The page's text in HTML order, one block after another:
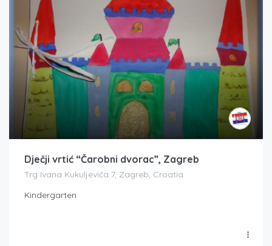
Dječji vrtić “Čarobni dvorac”, Zagreb
Trg Ivana Kukuljevića 7, Zagreb, Croatia
Kindergarten